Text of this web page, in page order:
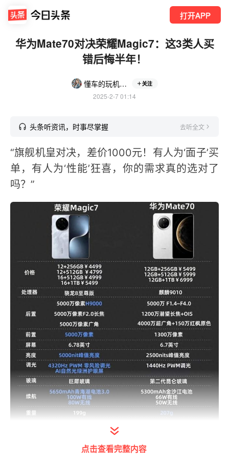
打开APP
华为Mate70对决荣耀Magic7：这3类人买
错后悔半年！
懂车的玩机女博士 关注
2025-2-7 01:14
头条听资讯，时事尽掌握 去听全文
“旗舰机皇对决，差价1000元！有人为‘面子’买
单，有人为‘性能’狂喜，你的需求真的选对了
吗？”
点击查看完整内容